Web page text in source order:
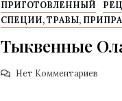
ПРИГОТОВЛЕННЫЙ
СПЕЦИИ, ТРАВЫ,
Тыквенные
Нет Комментариев